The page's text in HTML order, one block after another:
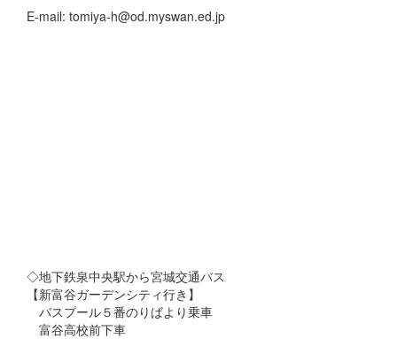
E-mail: tomiya-h@od.myswan.ed.jp
◇地下鉄泉中央駅から宮城交通バス
【新富谷ガーデンシティ行き】
バスプール５番のりばより乗車
富谷高校前下車